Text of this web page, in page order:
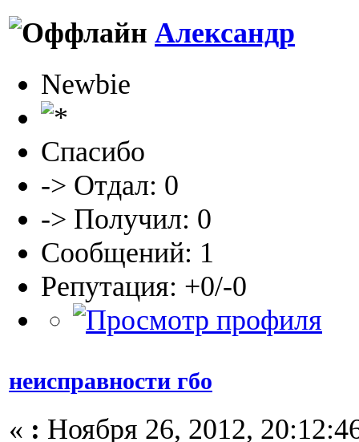
Александр
Newbie
Спасибо
-> Отдал: 0
-> Получил: 0
Сообщений: 1
Репутация: +0/-0
неисправности гбо
« : Ноября 26, 2012,